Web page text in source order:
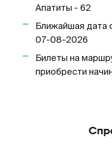
Апатиты - 62
Ближайшая дата
07-08-2026
Билеты на
приобрести